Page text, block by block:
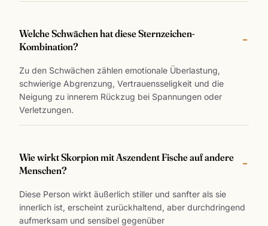
Welche Schwächen hat diese Sternzeichen-
Kombination?
Zu den Schwächen zählen emotionale Überlastung,
schwierige Abgrenzung, Vertrauensseligkeit und die
Neigung zu innerem Rückzug bei Spannungen oder
Verletzungen.
Wie wirkt Skorpion mit Aszendent Fische auf andere
Menschen?
Diese Person wirkt äußerlich stiller und sanfter als sie
innerlich ist, erscheint zurückhaltend, aber durchdringend
aufmerksam und sensibel gegenüber